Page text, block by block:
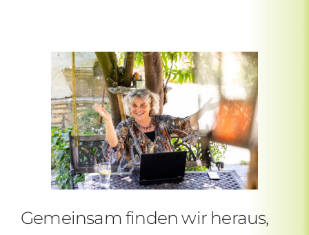
Gemeinsam finden wir heraus,